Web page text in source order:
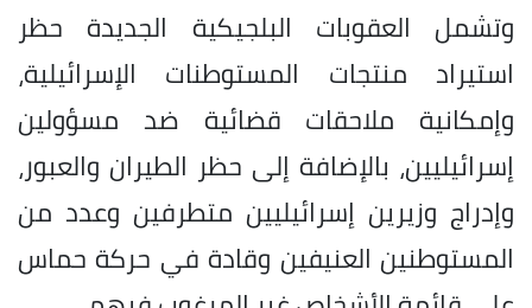
وتشمل العقوبات البلجيكية الجديدة حظر
استيراد منتجات المستوطنات الإسرائيلية،
وإمكانية ملاحقات قضائية ضد مسؤولين
إسرائيليين، بالإضافة إلى حظر الطيران والعبور،
وإدراج وزيرين إسرائيليين متطرفين وعدد من
المستوطنين العنيفين وقادة في حركة حماس